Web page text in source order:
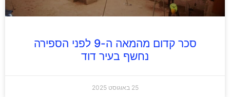
סכר קדום מהמאה ה-9 לפני הספירה
נחשף בעיר דוד
25 באוגוסט 2025